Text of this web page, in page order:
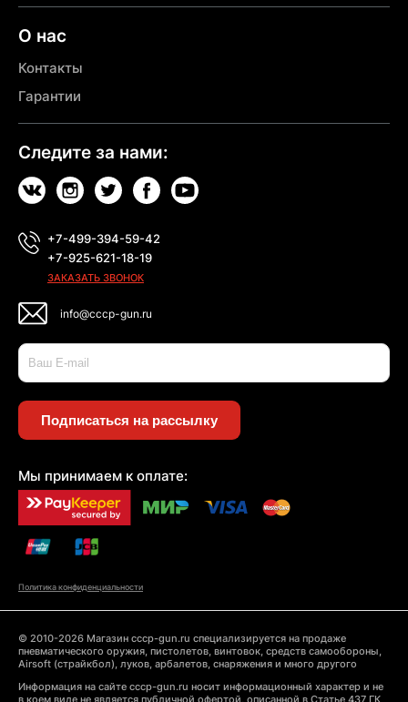
О нас
Контакты
Гарантии
Следите за нами:
+7-499-394-59-42
+7-925-621-18-19
ЗАКАЗАТЬ ЗВОНОК
info@cccp-gun.ru
Подписаться на рассылку
Мы принимаем к оплате:
Политика конфиденциальности
© 2010-2026 Магазин cccp-gun.ru специализируется на продаже
пневматического оружия, пистолетов, винтовок, средств самообороны,
Airsoft (страйкбол), луков, арбалетов, снаряжения и много другого
Информация на сайте cccp-gun.ru носит информационный характер и не